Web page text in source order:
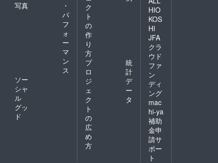
写真
・
パ
フ
ォ
ー
マ
ン
ス
ソー
シャ
ル
グッ
ド
ク
ト
の
作
り
方
プ
ロ
ジ
ェ
ク
ト
の
広
め
方
統
計
デ
ー
タ
HIO
KOS
HI
JFA
クラ
ウド
ファ
ン
ディ
ング
mac
hi-ya
補助
金申
請サ
ポー
ト